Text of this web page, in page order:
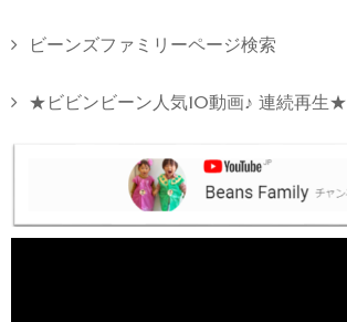
ビーンズファミリーページ検索
★ビビンビーン人気10動画♪ 連続再生★